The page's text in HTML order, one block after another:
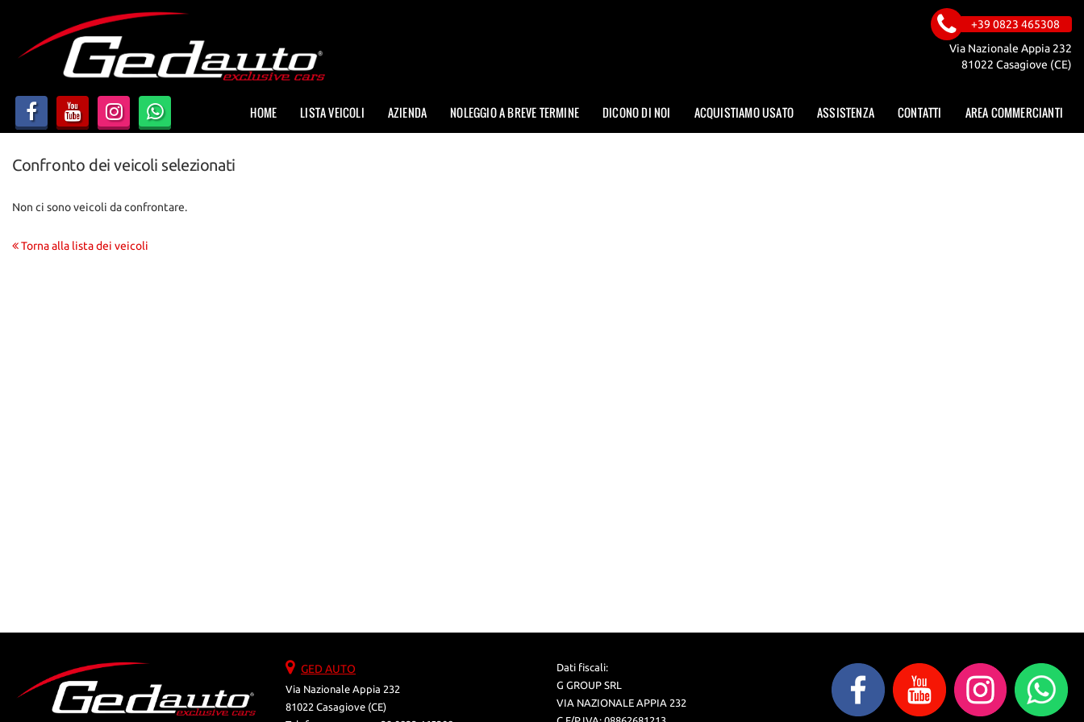
LISTA VEICOLI
AZIENDA
NOLEGGIO A BREVE TERMINE
DICONO DI NOI
+39 0823 465308
Via Nazionale Appia 232
81022 Casagiove (CE)
HOME LISTA VEICOLI AZIENDA NOLEGGIO A BREVE TERMINE DICONO DI NOI ACQUISTIAMO USATO ASSISTENZA CONTATTI AREA COMMERCIANTI
Confronto dei veicoli selezionati
Non ci sono veicoli da confrontare.
Torna alla lista dei veicoli
GED AUTO
Via Nazionale Appia 232
81022 Casagiove (CE)
Dati fiscali:
G GROUP SRL
VIA NAZIONALE APPIA 232